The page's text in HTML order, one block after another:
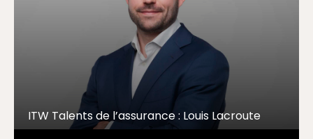
ITW Talents de l’assurance : Louis Lacroute